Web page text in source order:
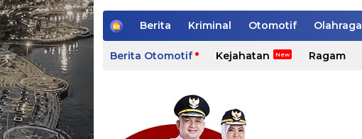
H
m
e
Berita Kriminal Otomotif Olahraga
Berita Otomotif Kejahatan Ragam